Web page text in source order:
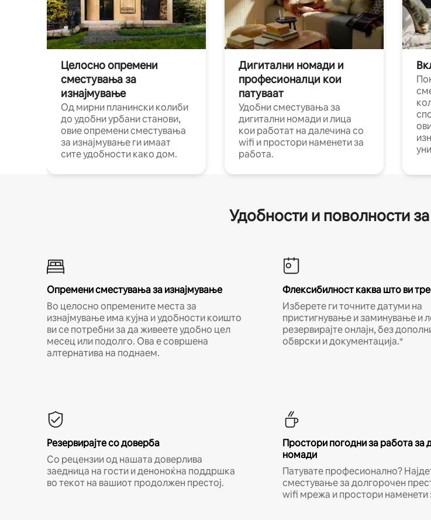
Целосно опремени
сместувања за
изнајмување
Од мирни планински колиби
до удобни урбани станови,
овие опремени сместувања
за изнајмување ги имаат
сите удобности како дом.
Дигитални номади и
професионалци кои
патуваат
Удобни сместувања за
дигитални номади и лица
кои работат на далечина со
wifi и простори наменети за
работа.
Удобности и поволности
Опремени сместувања за изнајмување
Во целосно опремените места за
изнајмување има кујна и удобности коишто
ви се потребни за да живеете удобно цел
месец или подолго. Ова е совршена
алтернатива на поднаем.
Флексибилност каква што ви
Изберете ги точните датуми на
пристигнување и заминување и
резервирајте онлајн, без
обврски и документација.*
Резервирајте со доверба
Со рецензии од нашата доверлива
заедница на гости и деноноќна поддршка
во текот на вашиот продолжен престој.
Простори погодни за работа за
номади
Патувате професионално?
сместување за долгорочен
wifi мрежа и простори наменети